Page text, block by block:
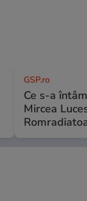
GSP.ro
Ce s-a
Mircea